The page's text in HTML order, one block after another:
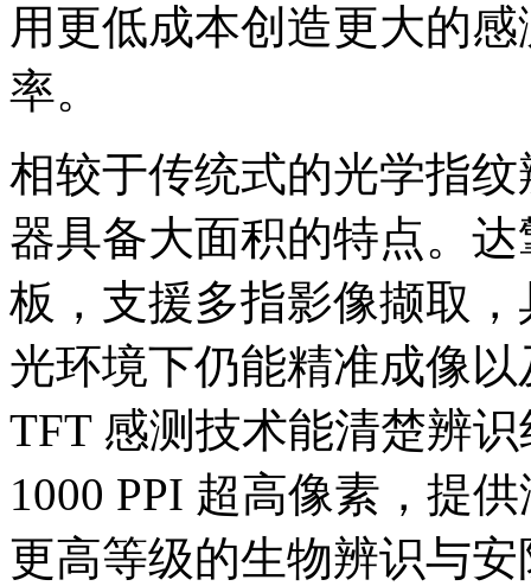
用更低成本创造更大的
率。
相较于传统式的光学指
器具备大面积的特点。
板，支援多指影像撷取
光环境下仍能精准成像
TFT 感测技术能清楚辨
1000 PPI 超高像素，提
更高等级的生物辨识与